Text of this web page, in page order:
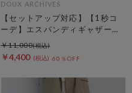
DOUX ARCHIVES
【セットアップ対応】【1秒コ
ーデ】エスパンディギャザーブ
ラウス
￥4,400 60％OFF
￥11,000